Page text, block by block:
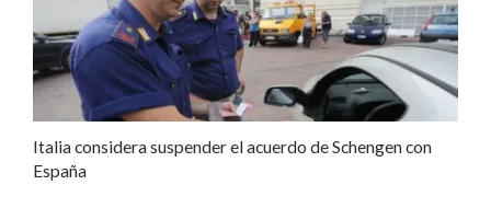
Italia considera suspender el acuerdo de Schengen con
España